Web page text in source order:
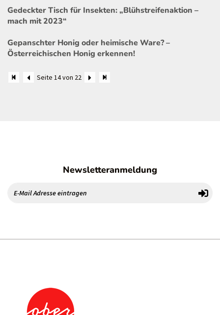
Gedeckter Tisch für Insekten: „Blühstreifenaktion –
mach mit 2023“
Gepanschter Honig oder heimische Ware? –
Österreichischen Honig erkennen!
Seite 14 von 22
Newsletteranmeldung